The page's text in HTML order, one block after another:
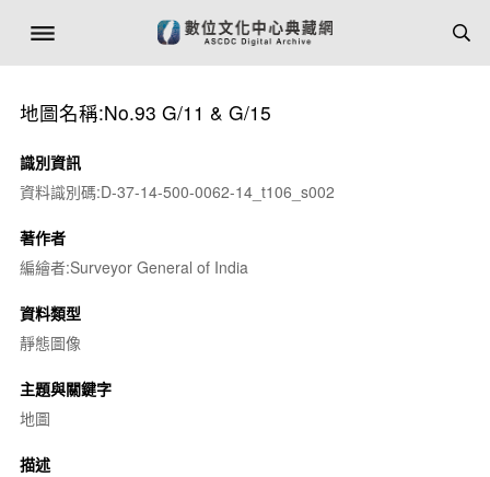
地圖名稱:No.93 G/11 & G/15
識別資訊
資料識別碼:D-37-14-500-0062-14_t106_s002
著作者
編繪者:Surveyor General of India
資料類型
靜態圖像
主題與關鍵字
地圖
描述